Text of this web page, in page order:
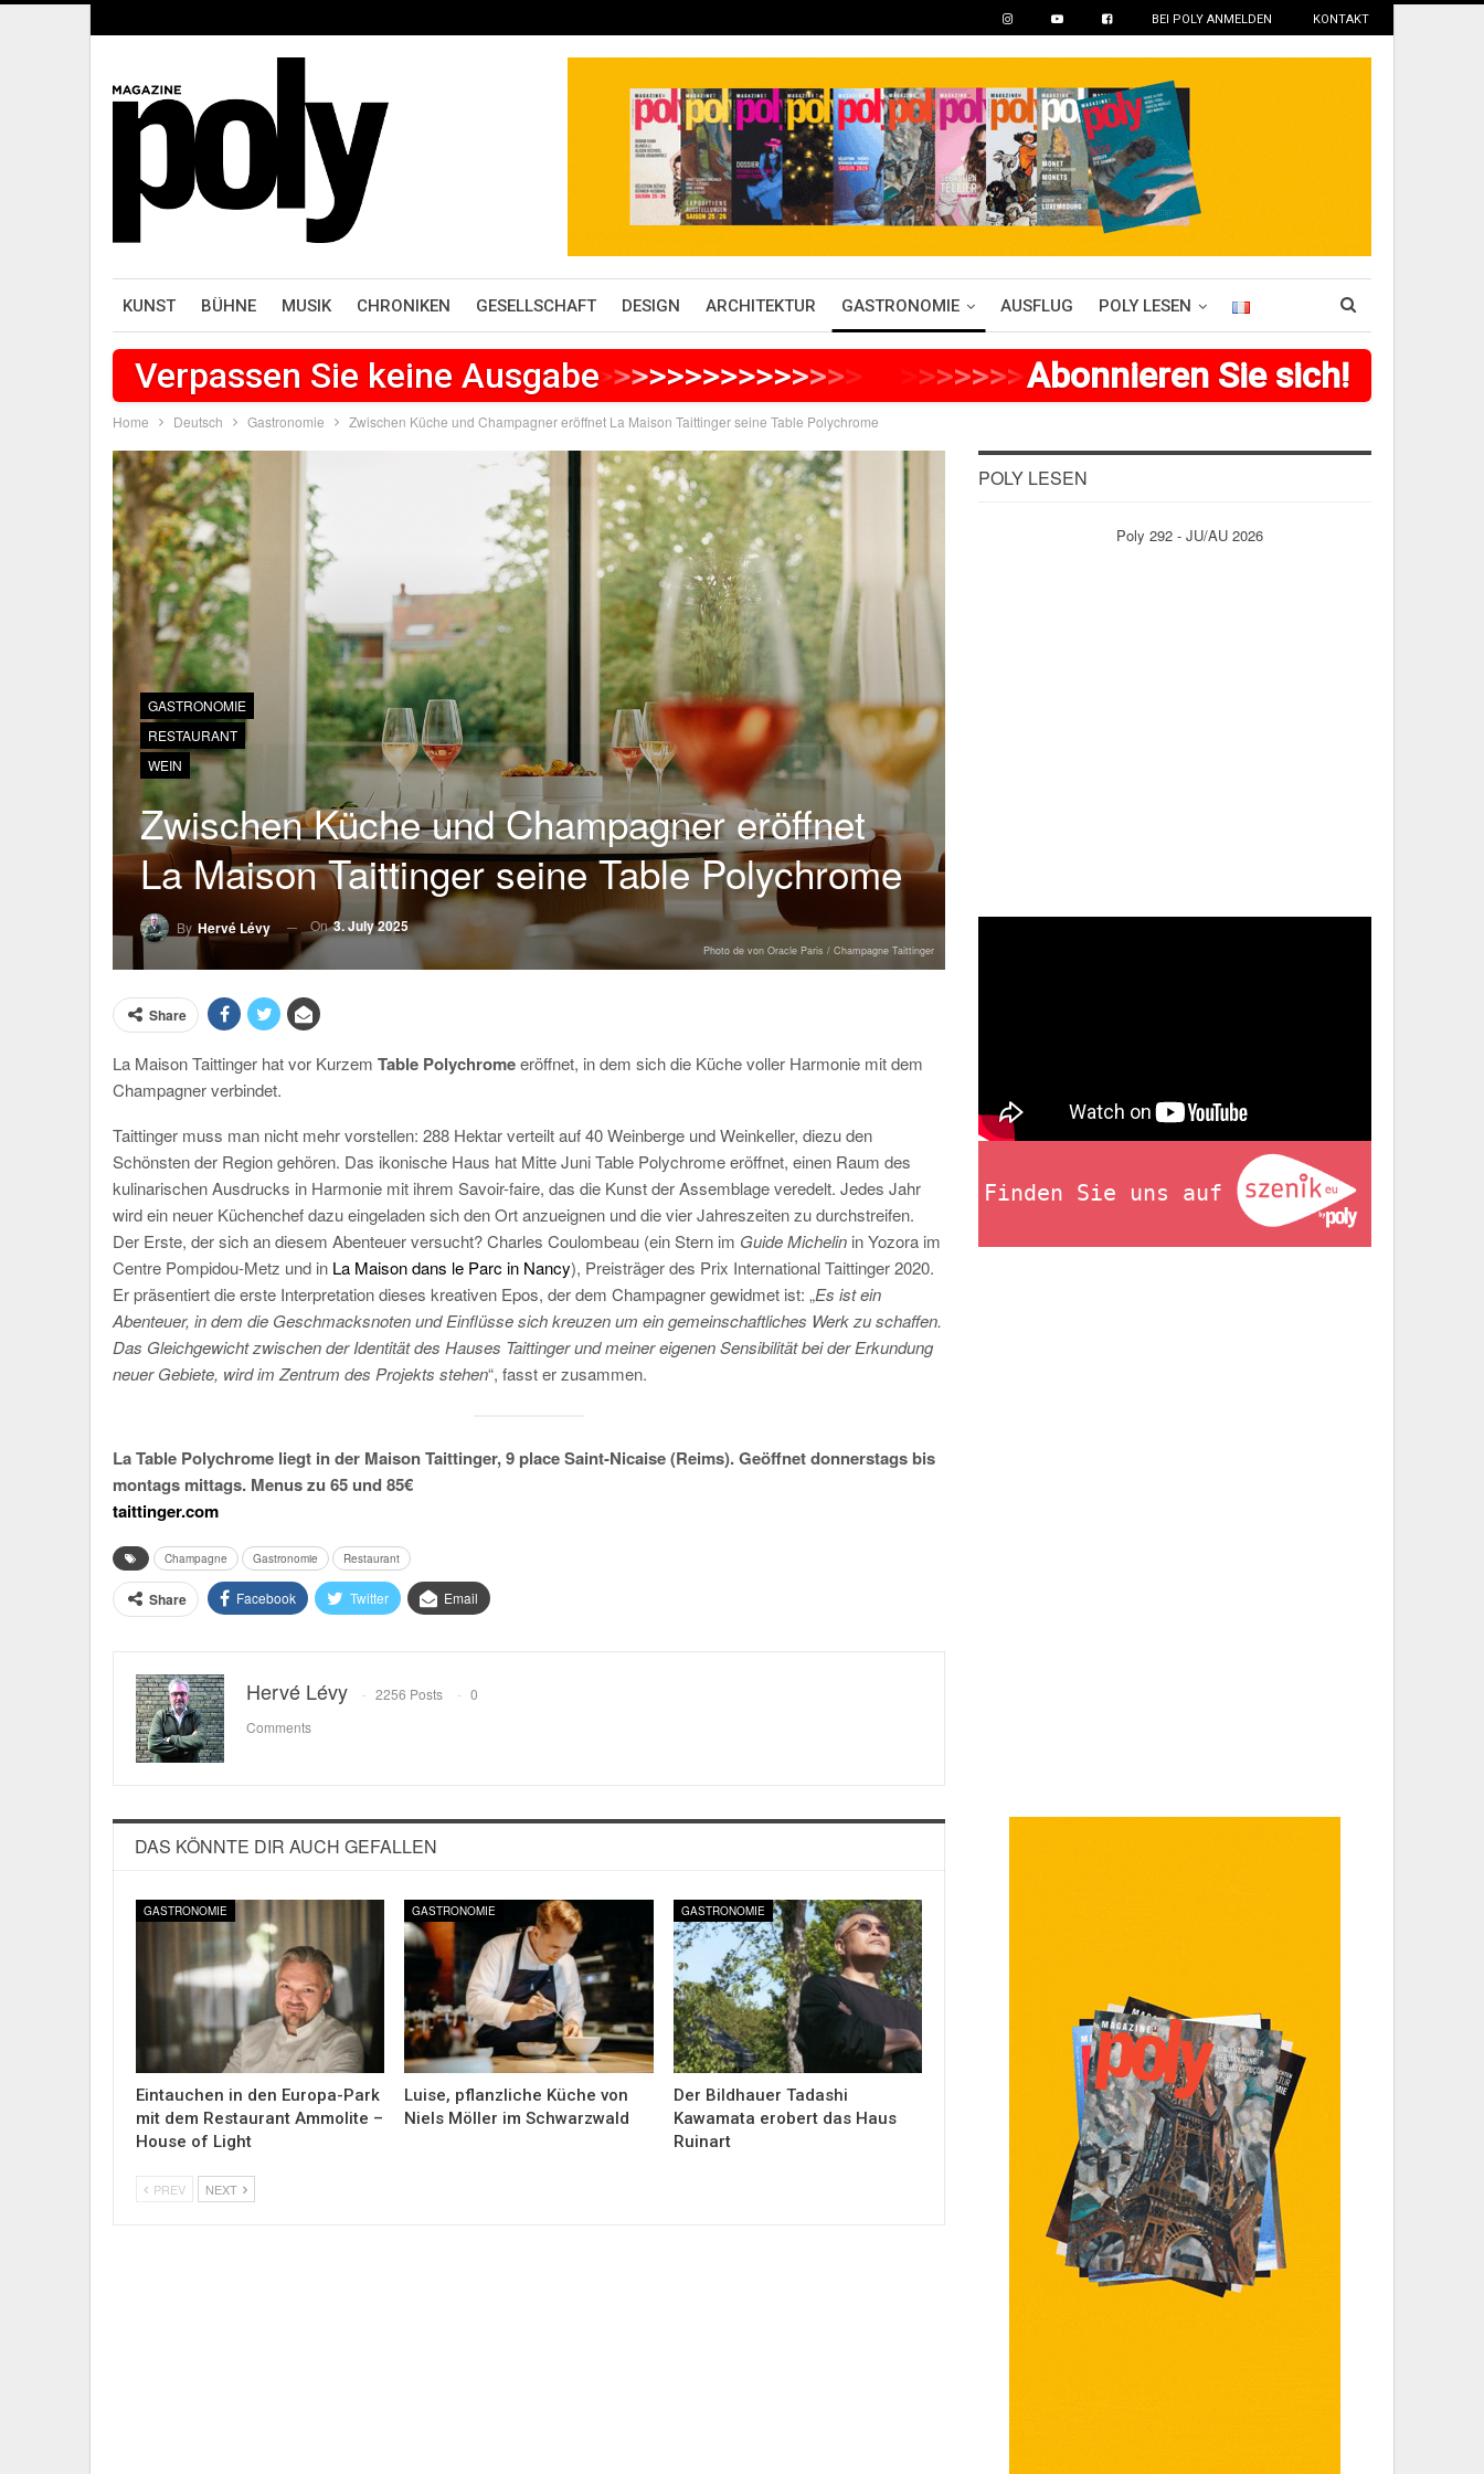
BEI POLY ANMELDEN KONTAKT
KUNST BÜHNE MUSIK CHRONIKEN GESELLSCHAFT DESIGN ARCHITEKTUR GASTRONOMIE AUSFLUG POLY LESEN
Verpassen Sie keine Ausgabe>>>>>>>>>>>>>>> >>>>>> >>>>>>>
Abonnieren Sie sich!
Home Deutsch Gastronomie Zwischen Küche und Champagner eröffnet La Maison Taittinger seine Table Polychrome
GASTRONOMIE
RESTAURANT
WEIN
Zwischen Küche und Champagner eröffnet
La Maison Taittinger seine Table Polychrome
By Hervé Lévy On3. July 2025
Photo de von Oracle Paris / Champagne Taittinger
Share
La Maison Taittinger hat vor Kurzem Table Polychromeeröffnet, in dem sich die Küche voller Harmonie mit dem
Champagner verbindet.
Taittinger muss man nicht mehr vorstellen: 288 Hektar verteilt auf 40 Weinberge und Weinkeller, diezu den
Schönsten der Region gehören. Das ikonische Haus hat Mitte Juni Table Polychrome eröffnet, einen Raum des
kulinarischen Ausdrucks in Harmonie mit ihrem Savoir-faire, das die Kunst der Assemblage veredelt. Jedes Jahr
wird ein neuer Küchenchef dazu eingeladen sich den Ort anzueignen und die vier Jahreszeiten zu durchstreifen.
Der Erste, der sich an diesem Abenteuer versucht? Charles Coulombeau (ein Stern im Guide Michelin in Yozora im
Centre Pompidou-Metz und in La Maison dans le Parc in Nancy), Preisträger des Prix International Taittinger 2020.
Er präsentiert die erste Interpretation dieses kreativen Epos, der dem Champagner gewidmet ist: „Es ist ein
Abenteuer, in dem die Geschmacksnoten und Einflüsse sich kreuzen um ein gemeinschaftliches Werk zu schaffen.
Das Gleichgewicht zwischen der Identität des Hauses Taittinger und meiner eigenen Sensibilität bei der Erkundung
neuer Gebiete, wird im Zentrum des Projekts stehen“, fasst er zusammen.
La Table Polychrome liegt in der Maison Taittinger, 9 place Saint-Nicaise (Reims). Geöffnet donnerstags bis
montags mittags. Menus zu 65 und 85€
taittinger.com
Champagne Gastronomie Restaurant
Share Facebook Twitter Email
Hervé Lévy 2256 Posts
0
Comments
DAS KÖNNTE DIR AUCH GEFALLEN
GASTRONOMIE
Eintauchen in den Europa-Park
mit dem Restaurant Ammolite –
House of Light
GASTRONOMIE
Luise, pflanzliche Küche von
Niels Möller im Schwarzwald
GASTRONOMIE
Der Bildhauer Tadashi
Kawamata erobert das Haus
Ruinart
PREV NEXT
POLY LESEN
Poly 292 - JU/AU 2026
Finden Sie uns auf